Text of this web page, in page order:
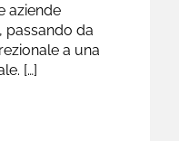
aziende
passando da
a una
[…]